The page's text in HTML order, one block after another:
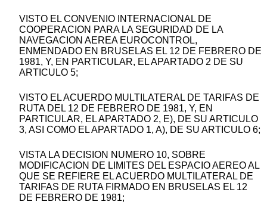
VISTO EL CONVENIO INTERNACIONAL DE
COOPERACION PARA LA SEGURIDAD DE LA
NAVEGACION AEREA EUROCONTROL,
ENMENDADO EN BRUSELAS EL 12 DE FEBRERO DE
1981, Y, EN PARTICULAR, EL APARTADO 2 DE SU
ARTICULO 5;
VISTO EL ACUERDO MULTILATERAL DE TARIFAS DE
RUTA DEL 12 DE FEBRERO DE 1981, Y, EN
PARTICULAR, EL APARTADO 2, E), DE SU ARTICULO
3, ASI COMO EL APARTADO 1, A), DE SU ARTICULO 6;
VISTA LA DECISION NUMERO 10, SOBRE
MODIFICACION DE LIMITES DEL ESPACIO AEREO AL
QUE SE REFIERE EL ACUERDO MULTILATERAL DE
TARIFAS DE RUTA FIRMADO EN BRUSELAS EL 12
DE FEBRERO DE 1981;